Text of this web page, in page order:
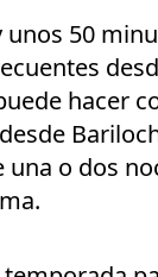
50
hacer
una o dos